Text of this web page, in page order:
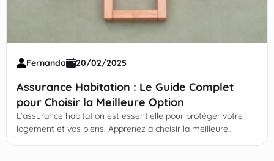
Fernanda 20/02/2025
Assurance Habitation : Le Guide Complet
pour Choisir la Meilleure Option
L’assurance habitation est essentielle pour protéger votre
logement et vos biens. Apprenez à choisir la meilleure